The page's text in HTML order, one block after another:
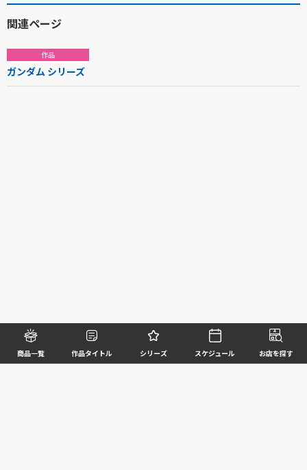
商品一覧 作品タイトル シリーズ スケジュール お店を探す
関連ページ
作品
ガンダム シリーズ